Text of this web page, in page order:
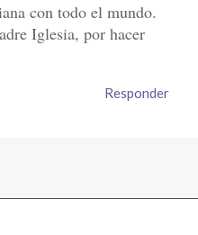
con todo el mundo.
Iglesia, por hacer
Responder